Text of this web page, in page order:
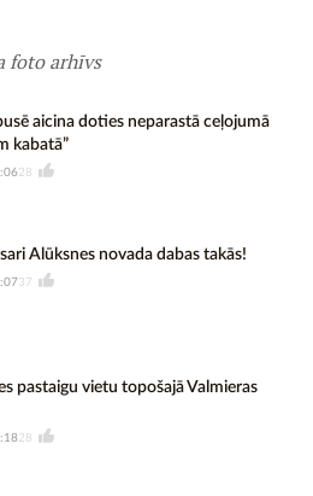
foto arhīvs
aicina doties neparastā ceļojumā
kabatā”
28
Alūksnes novada dabas takās!
37
pastaigu vietu topošajā Valmieras
28